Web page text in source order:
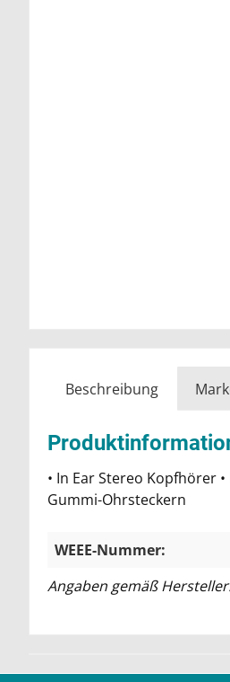
Beschreibung
• In Ear Stereo Kopfhörer
Gummi-Ohrsteckern
WEEE-Nummer:
Angaben gemäß